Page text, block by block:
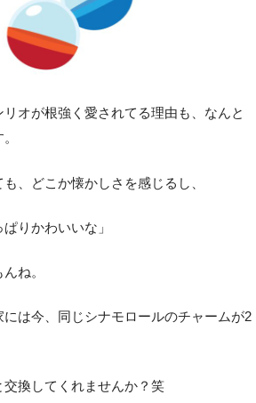
オが根強く愛されてる理由も、なんと
、どこか懐かしさを感じるし、
りかわいいな」
ね。
は今、同じシナモロールのチャームが2
換してくれませんか？笑